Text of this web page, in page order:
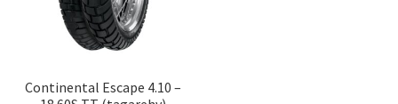
Continental Escape 4.10 –